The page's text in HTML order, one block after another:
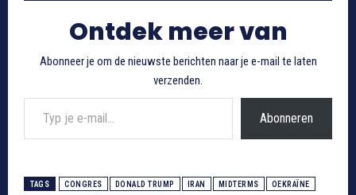
Ontdek meer van
Abonneer je om de nieuwste berichten naar je e-mail te laten
verzenden.
Typ je e-mail...
Abonneren
TAGS CONGRES DONALD TRUMP IRAN MIDTERMS OEKRAÏNE